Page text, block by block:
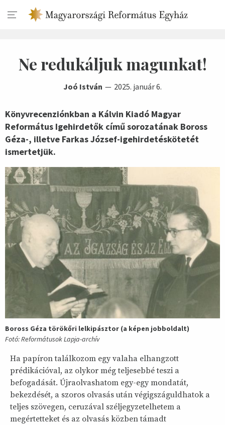
Ne redukáljuk magunkat!
Joó István 2025. január 6.
Könyvrecenziónkban a Kálvin Kiadó Magyar
Református Igehirdetők című sorozatának Boross
Géza-, illetve Farkas József-igehirdetéskötetét
ismertetjük.
Boross Géza törökőri lelkipásztor (a képen jobboldalt)
Fotó: Reformátusok Lapja-archív
Ha papíron találkozom egy valaha elhangzott
prédikációval, az olykor még teljesebbé teszi a
befogadását. Újraolvashatom egy-egy mondatát,
bekezdését, a szoros olvasás után végigszáguldhatok a
teljes szövegen, ceruzával széljegyzetelhetem a
megértetteket és az olvasás közben támadt